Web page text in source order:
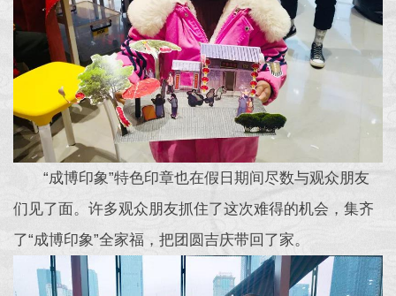
“成博印象”特色印章也在假日期间尽数与观众朋友
们见了面。许多观众朋友抓住了这次难得的机会，集齐
了“成博印象”全家福，把团圆吉庆带回了家。